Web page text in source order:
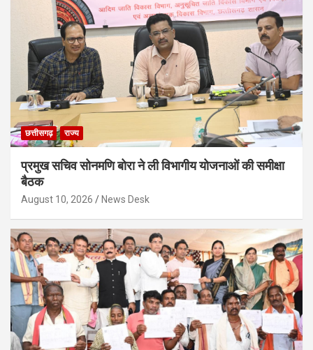
छत्तीसगढ़ राज्य
प्रमुख सचिव सोनमणि बोरा ने ली विभागीय योजनाओं की समीक्षा
बैठक
August 10, 2026 News Desk